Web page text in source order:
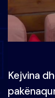
Kejvina